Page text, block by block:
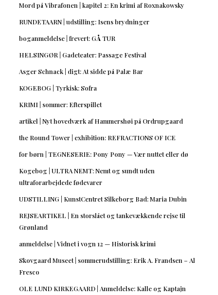
Mord på Vibrafonen | kapitel 2: En krimi af Roxnakowsky
RUNDETAARN | udstilling: Isens brydninger
boganmeldelse | frevert: GÅ TUR
HELSINGØR | Gadeteater: Passage Festival
Asger Schnack | digt: At sidde på Palæ Bar
KOGEBOG | Tyrkisk: Sofra
KRIMI | sommer: Efterspillet
artikel | Nyt hovedværk af Hammershøi på Ordrupgaard
the Round Tower | exhibition: REFRACTIONS OF ICE
for børn | TEGNESERIE: Pony Pony — Vær nuttet eller dø
Kogebog | ULTRA NEMT: Nemt og sundt uden
ultraforarbejdede fødevarer
UDSTILLING | KunstCentret Silkeborg Bad: Maria Dubin
REJSEARTIKEL | En storslået og tankevækkende rejse til
Grønland
anmeldelse | Vidnet i vogn 12 — Historisk krimi
Skovgaard Museet | sommerudstilling: Erik A. Frandsen – Al
Fresco
OLE LUND KIRKEGAARD | Anmeldelse: Kalle og Kaptajn